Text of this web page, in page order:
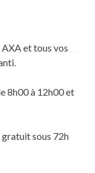
et tous vos
8h00 à 12h00 et
sous 72h